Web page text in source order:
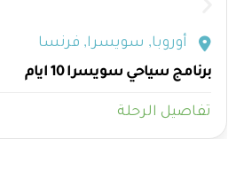
أوروبا, سويسرا, فرنسا
برنامج سياحي سويسرا 10 ايام
تفاصيل الرحلة